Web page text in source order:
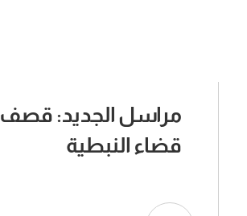
مراسل الجديد:
قضاء النبطية